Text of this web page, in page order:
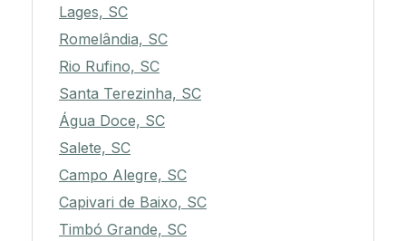
Lages, SC
Romelândia, SC
Rio Rufino, SC
Santa Terezinha, SC
Água Doce, SC
Salete, SC
Campo Alegre, SC
Capivari de Baixo, SC
Timbó Grande, SC